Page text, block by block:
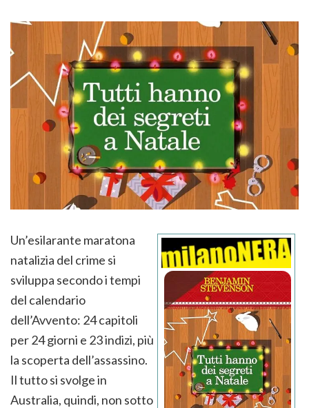
Un’esilarante maratona
natalizia del crime si
sviluppa secondo i tempi
del calendario
dell’Avvento: 24 capitoli
per 24 giorni e 23 indizi, più
la scoperta dell’assassino.
Il tutto si svolge in
Australia, quindi, non sotto